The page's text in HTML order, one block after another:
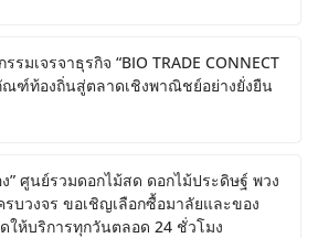
รมเจรจาธุรกิจ “BIO TRADE CONNECT
ณฑ์ท้องถิ่นสู่ตลาดเชิงพาณิชย์อย่างยั่งยืน
” ศูนย์รวมดอกไม้สด ดอกไม้ประดิษฐ์ พวง
วงจร ขอเชิญเลือกซื้อมาลัยและของ
ห้บริการทุกวันตลอด 24 ชั่วโมง